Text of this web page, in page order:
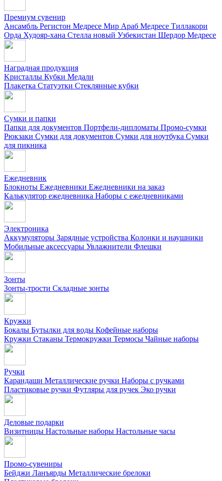
Премиум сувенир
Ансамбль Регистон Медресе Мир Араб Медресе Тиллакори
Орда Худояр-хана Стелла новый Узбекистан Шердор Медресе
Наградная продукция
Kристаллы Кубки Медали
Плакетка Статуэтки Стеклянные кубки
Сумки и папки
Папки для документов Портфели-дипломаты Промо-сумки
Рюкзаки Сумки для документов Сумки для ноутбука Сумки
для пикника
Ежедневник
Блокноты Ежедневники Ежедневники на заказ
Калькулятор ежедневника Наборы с ежедневниками
Электроника
Аккумуляторы Зарядные устройства Колонки и наушники
Мобильные аксессуары Увлажнители Флешки
Зонты
Зонты-трости Складные зонты
Кружки
Бокалы Бутылки для воды Кофейные наборы
Кружки Стаканы Термокружки Термосы Чайные наборы
Ручки
Карандаши Металлические ручки Наборы с ручками
Пластиковые ручки Футляры для ручек Эко ручки
Деловые подарки
Визитницы Настольные наборы Настольные часы
Промо-сувениры
Бейджи Ланъярды Металлические брелоки